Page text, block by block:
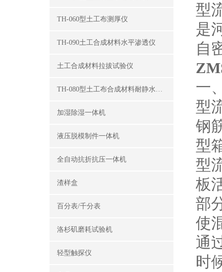
TH-060型土工布测厚仪
TH-090土工合成材料水平渗透仪
土工合成材料拉拔试验仪
TH-080型土工布合成材料耐静水压测定仪
加湿除湿一体机
液压脱模制件一体机
全自动抗折抗压一体机
渣样盒
百分表/千分表
洛杉矶磨耗试验机
轻型触探仪
型
是
自
一
型
钢
型
型
板
部
使
通
时